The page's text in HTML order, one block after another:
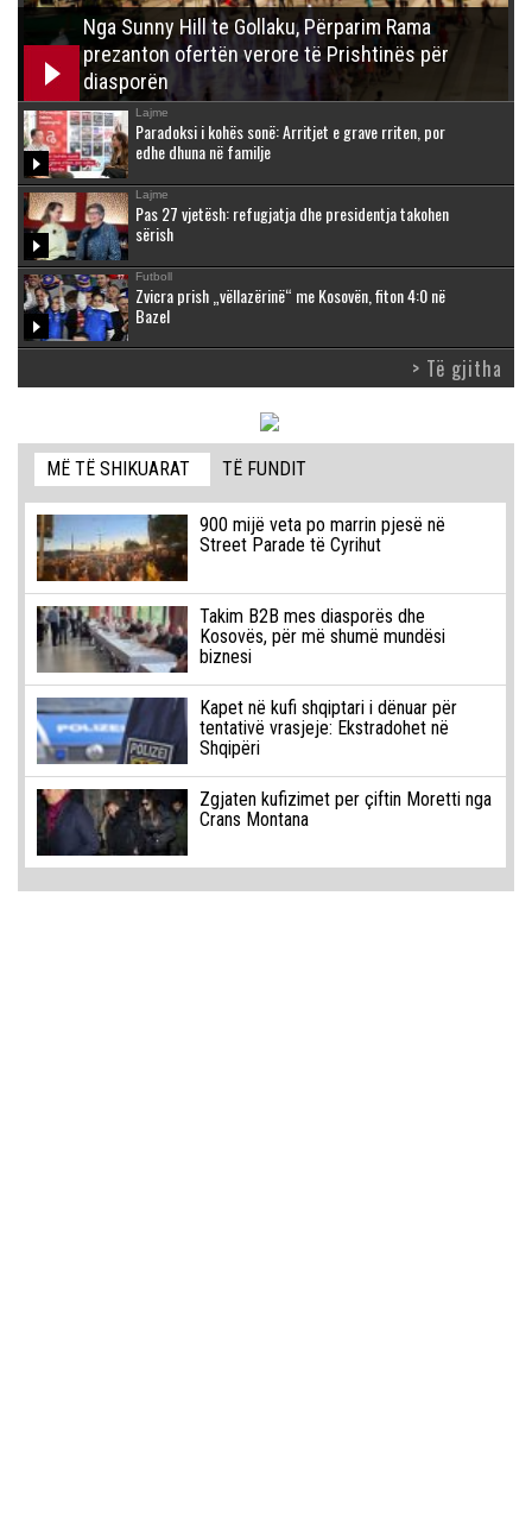
Nga Sunny Hill te Gollaku, Përparim Rama
prezanton ofertën verore të Prishtinës për
diasporën
Lajme
Paradoksi i kohës sonë: Arritjet e grave rriten, por
edhe dhuna në familje
Lajme
Pas 27 vjetësh: refugjatja dhe presidentja takohen
sërish
Futboll
Zvicra prish „vëllazërinë“ me Kosovën, fiton 4:0 në
Bazel
> Të gjitha
MË TË SHIKUARAT TË FUNDIT
900 mijë veta po marrin pjesë në
Street Parade të Cyrihut
Takim B2B mes diasporës dhe
Kosovës, për më shumë mundësi
biznesi
Kapet në kufi shqiptari i dënuar për
tentativë vrasjeje: Ekstradohet në
Shqipëri
Zgjaten kufizimet per çiftin Moretti nga
Crans Montana